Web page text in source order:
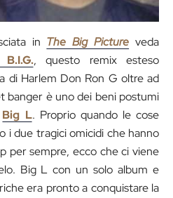
in The Big Picture veda
, questo remix esteso
di Harlem Don Ron G oltre ad
banger è uno dei beni postumi
Big L. Proprio quando le cose
i due tragici omicidi che hanno
per sempre, ecco che ci viene
Big L con un solo album e
era pronto a conquistare la